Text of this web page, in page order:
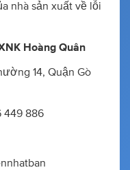
nhà sản xuất về lỗi
Hoàng Quân
14, Quận Gò
449 886